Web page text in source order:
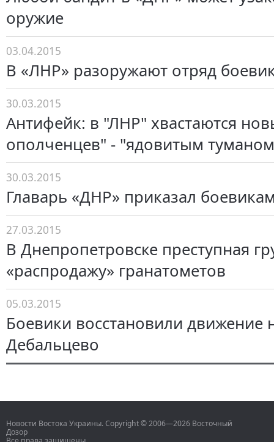
оружие
03.04.2015
В «ЛНР» разоружают отряд
30.03.2015
Антифейк: в "ЛНР" хвастаются
ополченцев" - "ядовитым
30.03.2015
Главарь «ДНР» приказал
27.03.2015
В Днепропетровске преступная
«распродажу» гранатометов
05.03.2015
Боевики восстановили движение
Дебальцево
Новости Востока Украины. Copyright © 2006—2026 Восточный
Дозор